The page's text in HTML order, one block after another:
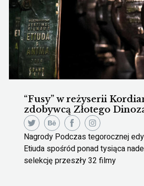
“Fusy” w reżyserii
zdobywcą Złotego
Nagrody Podczas tegorocznej
Etiuda spośród ponad tysiąca
selekcję przeszły 32 filmy